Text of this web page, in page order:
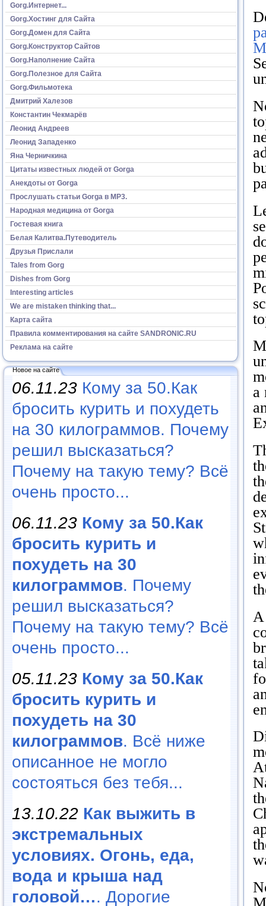
Gorg.Интернет...
Gorg.Хостинг для Сайта
Gorg.Домен для Сайта
Gorg.Конструктор Сайтов
Gorg.Наполнение Сайта
Gorg.Полезное для Сайта
Gorg.Фильмотека
Дмитрий Халезов
Константин Чекмарёв
Леонид Андреев
Леонид Западенко
Яна Черничкина
Цитаты известных людей от Gorga
Анекдоты от Gorga
Прослушать статьи Gorga в МР3.
Народная медицина от Gorga
Гостевая книга
Белая Калитва.Путеводитель
Друзья Прислали
Tales from Gorg
Dishes from Gorg
Interesting articles
We are mistaken thinking that...
Карта сайта
Правила комментирования на сайте SANDRONIC.RU
Реклама на сайте
Новое на сайте
06.11.23 Кому за 50.Как
бросить курить и похудеть
на 30 килограммов. Почему
решил высказаться?
Почему на такую тему? Всё
очень просто...
06.11.23 Кому за 50.Как
бросить курить и
похудеть на 30
килограммов. Почему
решил высказаться?
Почему на такую тему? Всё
очень просто...
05.11.23 Кому за 50.Как
бросить курить и
похудеть на 30
килограммов. Всё ниже
описанное не могло
состояться без тебя...
13.10.22 Как выжить в
экстремальных
условиях. Огонь, еда,
вода и крыша над
головой…. Дорогие
a